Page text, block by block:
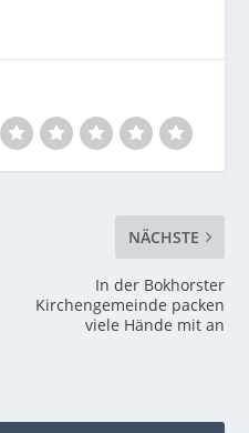
NÄCHSTE
In der Bokhorster
Kirchengemeinde packen
viele Hände mit an